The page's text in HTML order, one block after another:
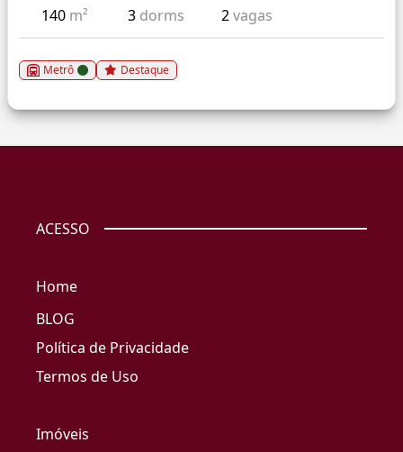
140 m² 3 dorms 2vagas
Metrô Destaque
ACESSO
Home
BLOG
Política de Privacidade
Termos de Uso
Imóveis